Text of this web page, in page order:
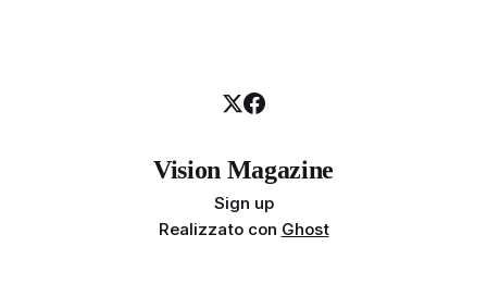
Vision Magazine
Sign up
Realizzato con Ghost